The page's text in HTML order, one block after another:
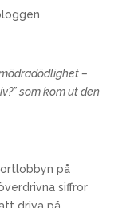
–
som kom ut den
på
siffror